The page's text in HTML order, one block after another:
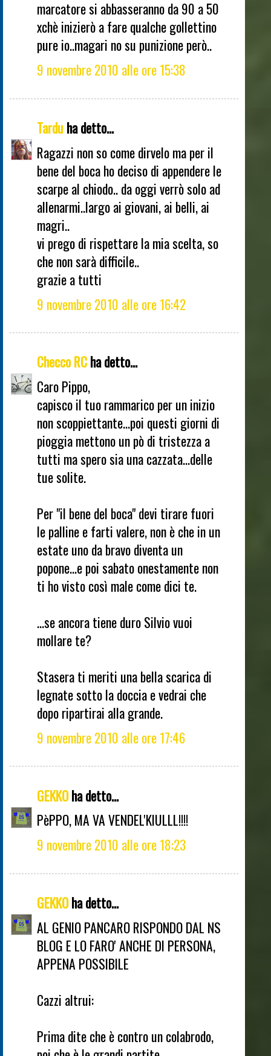
marcatore si abbasseranno da 90 a 50
xchè inizierò a fare qualche gollettino
pure io..magari no su punizione però..
9 novembre 2010 alle ore 15:38
Tarduha detto...
Ragazzi non so come dirvelo ma per il
bene del boca ho deciso di appendere le
scarpe al chiodo.. da oggi verrò solo ad
allenarmi..largo ai giovani, ai belli, ai
magri..
vi prego di rispettare la mia scelta, so
che non sarà difficile..
grazie a tutti
9 novembre 2010 alle ore 16:42
Checco RCha detto...
Caro Pippo,
capisco il tuo rammarico per un inizio
non scoppiettante...poi questi giorni di
pioggia mettono un pò di tristezza a
tutti ma spero sia una cazzata...delle
tue solite.
Per "il bene del boca" devi tirare fuori
le palline e farti valere, non è che in un
estate uno da bravo diventa un
popone...e poi sabato onestamente non
ti ho visto così male come dici te.
...se ancora tiene duro Silvio vuoi
mollare te?
Stasera ti meriti una bella scarica di
legnate sotto la doccia e vedrai che
dopo ripartirai alla grande.
9 novembre 2010 alle ore 17:46
GEKKOha detto...
PèPPO, MA VA VENDEL'KIULLL!!!!
9 novembre 2010 alle ore 18:23
GEKKOha detto...
AL GENIO PANCARO RISPONDO DAL NS
BLOG E LO FARO' ANCHE DI PERSONA,
APPENA POSSIBILE
Cazzi altrui:
Prima dite che è contro un colabrodo,